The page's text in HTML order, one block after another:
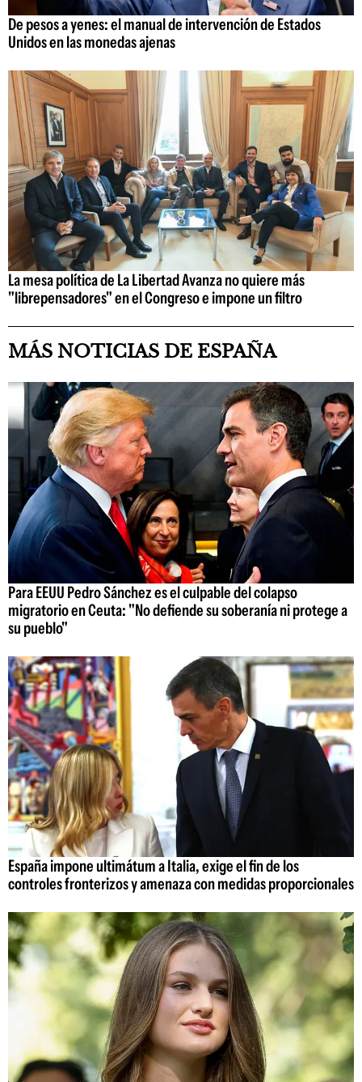
De pesos a yenes: el manual de intervención de Estados
Unidos en las monedas ajenas
La mesa política de La Libertad Avanza no quiere más
"librepensadores" en el Congreso e impone un filtro
MÁS NOTICIAS DE ESPAÑA
Para EEUU Pedro Sánchez es el culpable del colapso
migratorio en Ceuta: "No defiende su soberanía ni protege a
su pueblo"
España impone ultimátum a Italia, exige el fin de los
controles fronterizos y amenaza con medidas proporcionales